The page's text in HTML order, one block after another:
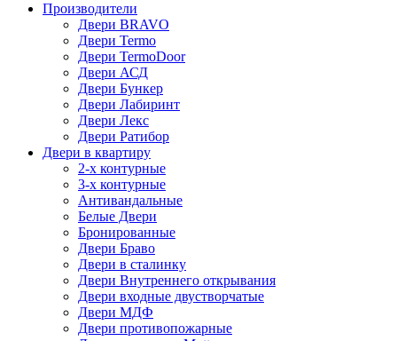
Производители
Двери BRAVO
Двери Termo
Двери TermoDoor
Двери АСД
Двери Бункер
Двери Лабиринт
Двери Лекс
Двери Ратибор
Двери в квартиру
2-х контурные
3-х контурные
Антивандальные
Белые Двери
Бронированные
Двери Браво
Двери в сталинку
Двери Внутреннего открывания
Двери входные двустворчатые
Двери МДФ
Двери противопожарные